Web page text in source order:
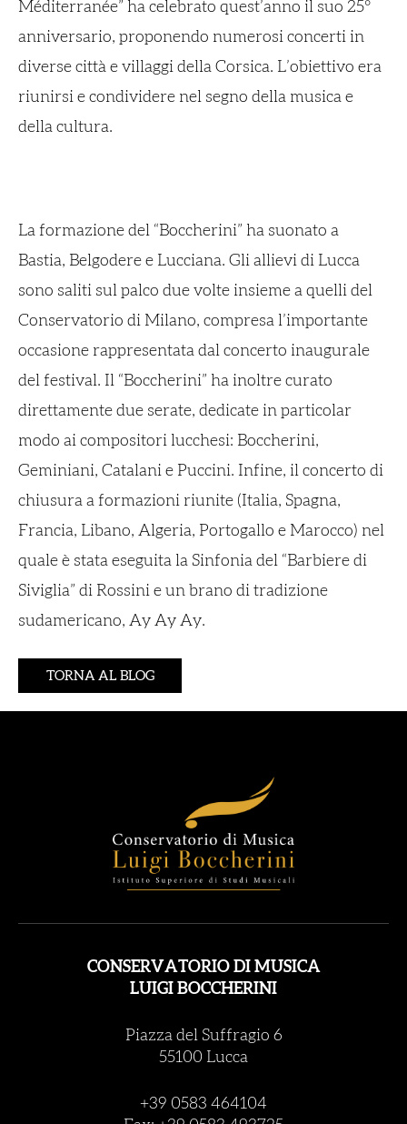
Méditerranée” ha celebrato quest’anno il suo 25°
anniversario, proponendo numerosi concerti in
diverse città e villaggi della Corsica. L’obiettivo era
riunirsi e condividere nel segno della musica e
della cultura.
La formazione del “Boccherini” ha suonato a
Bastia, Belgodere e Lucciana. Gli allievi di Lucca
sono saliti sul palco due volte insieme a quelli del
Conservatorio di Milano, compresa l’importante
occasione rappresentata dal concerto inaugurale
del festival. Il “Boccherini” ha inoltre curato
direttamente due serate, dedicate in particolar
modo ai compositori lucchesi: Boccherini,
Geminiani, Catalani e Puccini. Infine, il concerto di
chiusura a formazioni riunite (Italia, Spagna,
Francia, Libano, Algeria, Portogallo e Marocco) nel
quale è stata eseguita la Sinfonia del “Barbiere di
Siviglia” di Rossini e un brano di tradizione
sudamericano, Ay Ay Ay.
TORNA AL BLOG
CONSERVATORIO DI MUSICA
LUIGI BOCCHERINI
Piazza del Suffragio 6
55100 Lucca
+39 0583 464104